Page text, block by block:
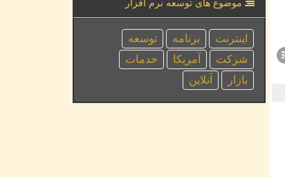
موضوع های توسعه نرم افزار
اینترنت برنامه
توسعه
شركت
آمریكا
خدمات
بازار
آنلاین